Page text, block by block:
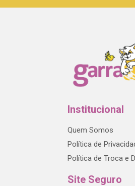
Institucional
Quem Somos
Política de
Política de Troca e
Site Seguro